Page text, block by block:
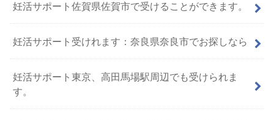
妊活サポート佐賀県佐賀市で受けることができます。
妊活サポート受けれます：奈良県奈良市でお探しなら
妊活サポート東京、高田馬場駅周辺でも受けられま
す。